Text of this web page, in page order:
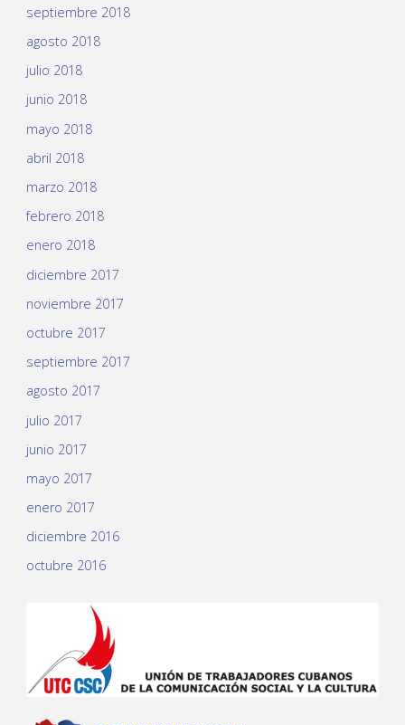
septiembre 2018
agosto 2018
julio 2018
junio 2018
mayo 2018
abril 2018
marzo 2018
febrero 2018
enero 2018
diciembre 2017
noviembre 2017
octubre 2017
septiembre 2017
agosto 2017
julio 2017
junio 2017
mayo 2017
enero 2017
diciembre 2016
octubre 2016